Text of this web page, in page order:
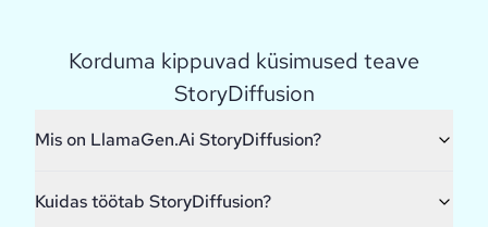
Korduma kippuvad küsimused teave
StoryDiffusion
Mis on LlamaGen.Ai StoryDiffusion?
Kuidas töötab StoryDiffusion?